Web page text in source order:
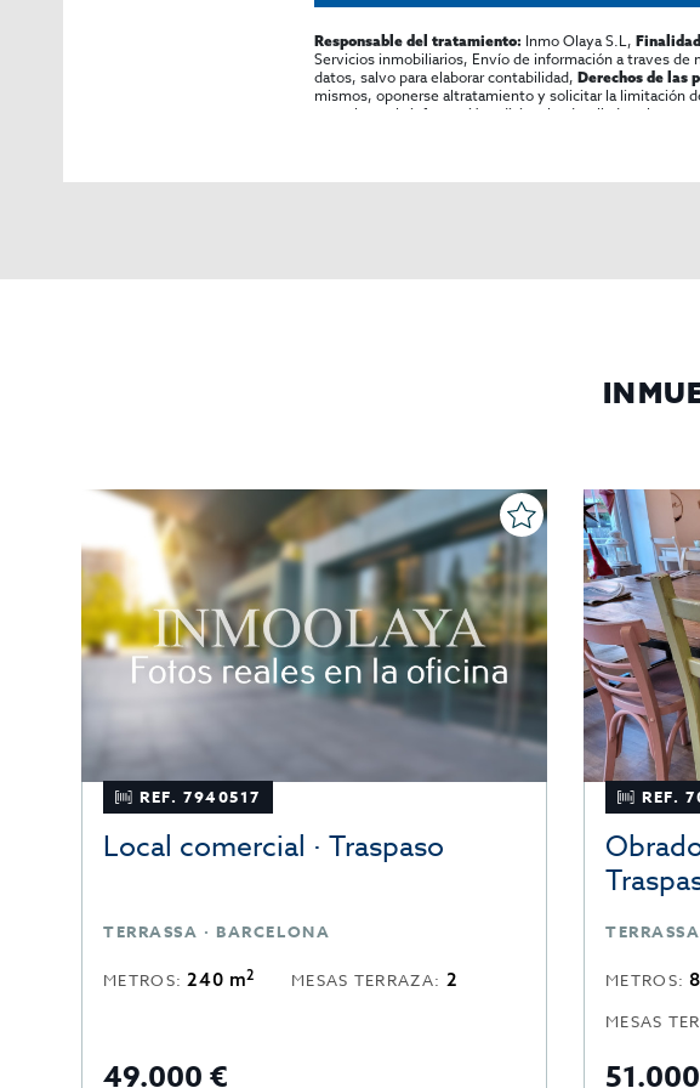
Responsable del tratamiento: Inmo Olaya S.L,
Servicios inmobiliarios, Envío de información a traves
datos, salvo para elaborar contabilidad, Derechos de las
mismos, oponerse altratamiento y solicitar la limitación
consultarse la información adicional y detallada sobre
REF. 7940517
Local comercial · Traspaso
TERRASSA · BARCELONA
METROS:240 m2 MESAS TERRAZA: 2
49.000 €
REF.
METROS:
MESAS